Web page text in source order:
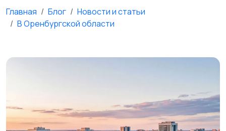
Главная Блог
Новости и статьи
В Оренбургской области